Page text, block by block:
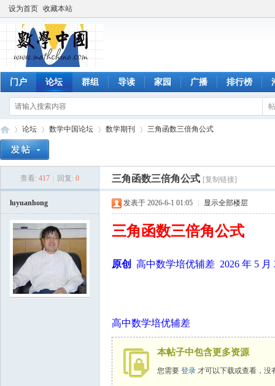
设为首页 收藏本站
门户 论坛 群组 导读 家园 广播 排行榜
论坛
›
数学中国论坛 数学期刊
›
三角函数三倍角公式
查看: 417 回复: 0 三角函数三倍角公式 [复制链接]
luyuanhong 发表于 2026-6-1 01:05 显示全部楼层
三角函数三倍角公式
原创 高中数学培优辅差 2026 年 5 月
高中数学培优辅差
本帖子中包含更多资源
您需要 登录 才可以下载或查看，没